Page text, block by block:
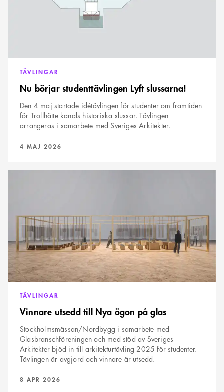
TÄVLINGAR
Nu börjar studenttävlingen Lyft slussarna!
Den 4 maj startade idétävlingen för studenter om framtiden
för Trollhätte kanals historiska slussar. Tävlingen
arrangeras i samarbete med Sveriges Arkitekter.
PUBLICERAD:
4 MAJ 2026
Vinnare
på
glas
TÄVLINGAR
Vinnare utsedd till Nya ögon på glas
Stockholmsmässan/Nordbygg i samarbete med
Glasbranschföreningen och med stöd av Sveriges
Arkitekter bjöd in till arkitekturtävling 2025 för studenter.
Tävlingen är avgjord och vinnare är utsedd.
PUBLICERAD:
8 APR 2026